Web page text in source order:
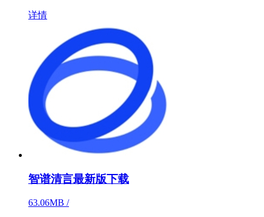
详情
智谱清言最新版下载
63.06MB /